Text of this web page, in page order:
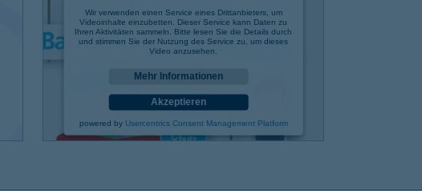
Wir verwenden einen Service eines Drittanbieters, um
Videoinhalte einzubetten. Dieser Service kann Daten zu
Ihren Aktivitäten sammeln. Bitte lesen Sie die Details durch
und stimmen Sie der Nutzung des Service zu, um dieses
Video anzusehen.
Mehr Informationen
Akzeptieren
powered by Usercentrics Consent Management Platform